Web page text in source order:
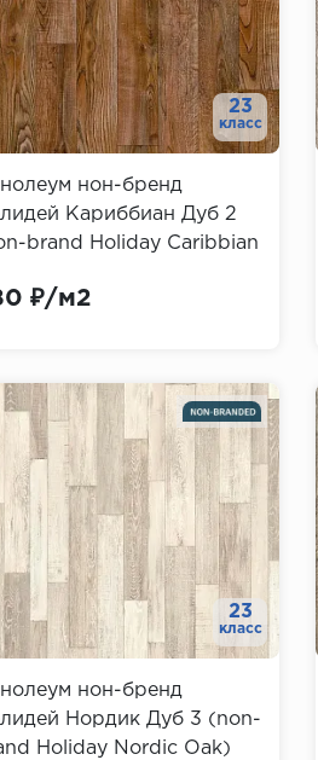
23
класс
нон-бренд
Кариббиан Дуб 2
brand Holiday Caribbian
₽/м2
23
класс
нон-бренд
Нордик Дуб 3 (non-
Holiday Nordic Oak)